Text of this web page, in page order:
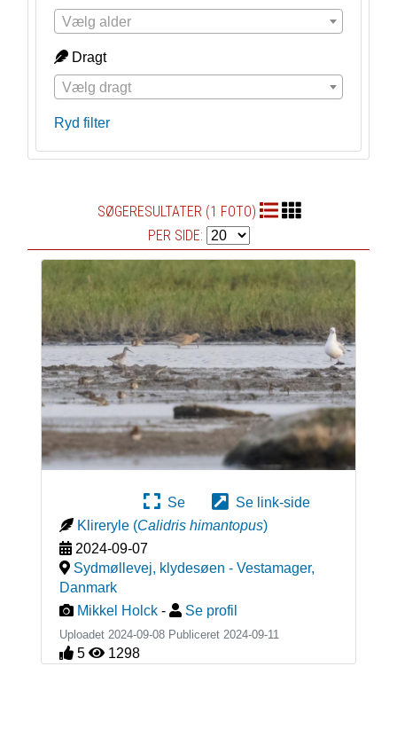
Vælg alder
Dragt
Vælg dragt
Ryd filter
SØGERESULTATER (1 FOTO)
PER SIDE:
Se
Se link-side
Klireryle (Calidris himantopus)
2024-09-07
Sydmøllevej, klydesøen - Vestamager,
Danmark
Mikkel Holck - Se profil
Uploadet 2024-09-08 Publiceret 2024-09-11
5 1298